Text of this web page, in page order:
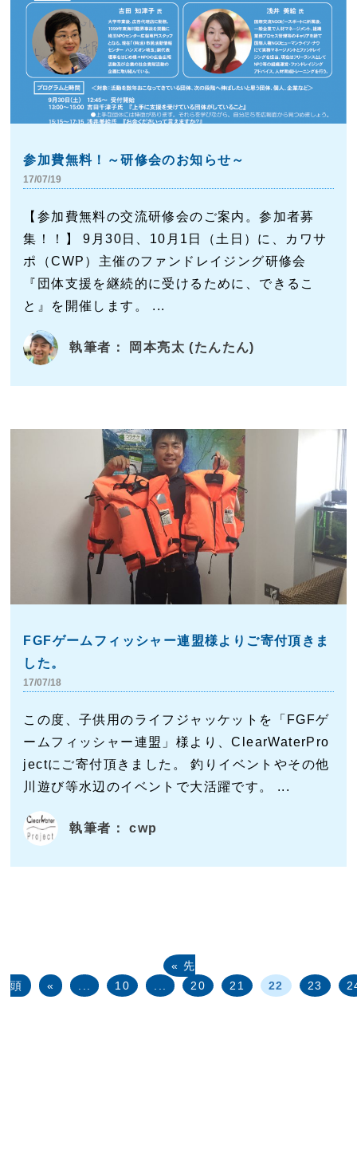
参加費無料！～研修会のお知らせ～
17/07/19
【参加費無料の交流研修会のご案内。参加者募
集！！】 9月30日、10月1日（土日）に、カワサ
ポ（CWP）主催のファンドレイジング研修会
『団体支援を継続的に受けるために、できるこ
と』を開催します。 ...
執筆者： 岡本亮太 (たんたん)
FGFゲームフィッシャー連盟様よりご寄付頂きま
した。
17/07/18
この度、子供用のライフジャッケットを「FGFゲ
ームフィッシャー連盟」様より、ClearWaterPro
jectにご寄付頂きました。 釣りイベントやその他
川遊び等水辺のイベントで大活躍です。 ...
執筆者： cwp
« 先
頭
« 10 20 21 22 23